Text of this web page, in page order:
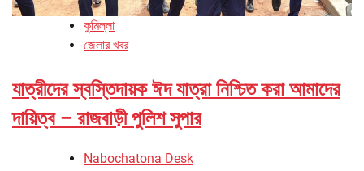
কুমিল্লা
জেলার খবর
যাত্রীদের স্বস্তিদায়ক ঈদ যাত্রা নিশ্চিত করা আমাদের
দায়িত্ব – রাজবাড়ী পুলিশ সুপার
Nabochatona Desk